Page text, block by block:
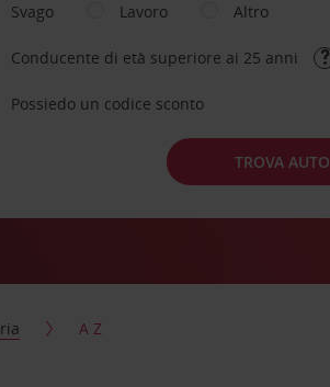
Svago
Lavoro Altro
Conducente di età superiore ai 25 anni
Possiedo un codice sconto
TROVA AUTO
A Z